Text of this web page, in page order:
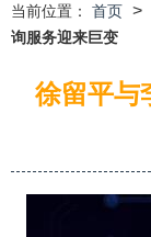
当前位置： 首页 >
询服务迎来巨变
徐留平与